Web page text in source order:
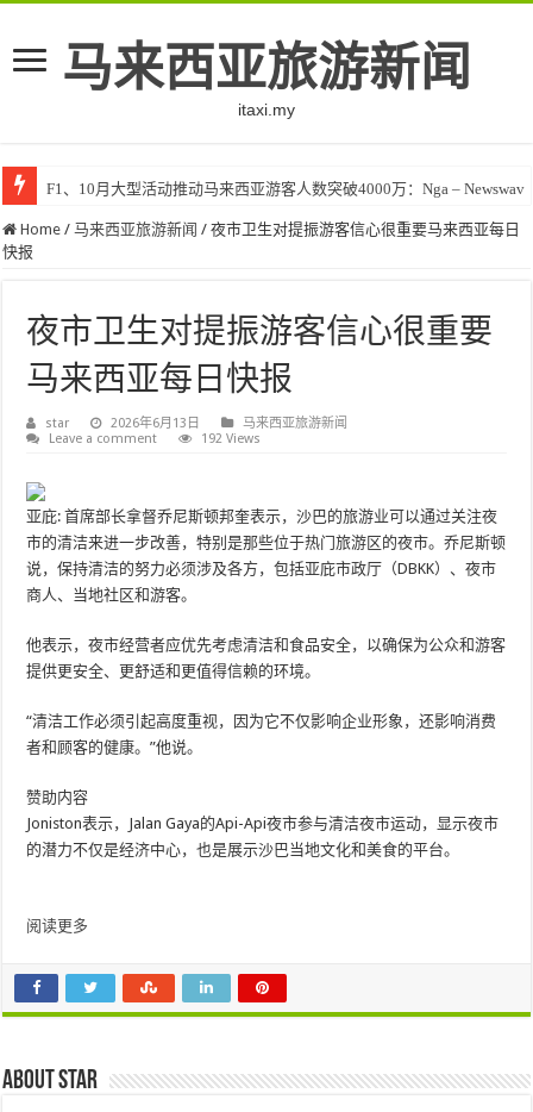
马来西亚旅游新闻
itaxi.my
F1、10月大型活动推动马来西亚游客人数突破4000万：Nga – Newswav
Home / 马来西亚旅游新闻 / 夜市卫生对提振游客信心很重要马来西亚每日
快报
夜市卫生对提振游客信心很重要
马来西亚每日快报
star 2026年6月13日
马来西亚旅游新闻
Leave a comment
192 Views
亚庇: 首席部长拿督乔尼斯顿邦奎表示，沙巴的旅游业可以通过关注夜
市的清洁来进一步改善，特别是那些位于热门旅游区的夜市。乔尼斯顿
说，保持清洁的努力必须涉及各方，包括亚庇市政厅（DBKK）、夜市
商人、当地社区和游客。
他表示，夜市经营者应优先考虑清洁和食品安全，以确保为公众和游客
提供更安全、更舒适和更值得信赖的环境。
“清洁工作必须引起高度重视，因为它不仅影响企业形象，还影响消费
者和顾客的健康。”他说。
赞助内容
Joniston表示，Jalan Gaya的Api-Api夜市参与清洁夜市运动，显示夜市
的潜力不仅是经济中心，也是展示沙巴当地文化和美食的平台。
阅读更多
About star